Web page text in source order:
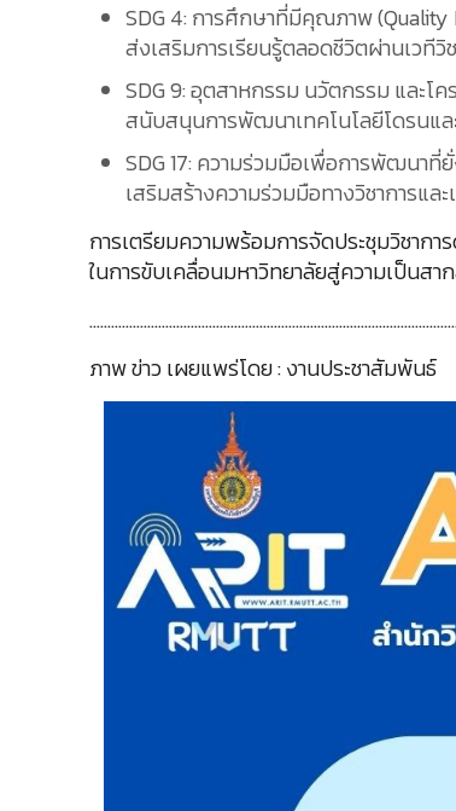
SDG 4: การศึกษาที่มีคุณภาพ (Quality
ส่งเสริมการเรียนรู้ตลอดชีวิตผ่านเวที
SDG 9: อุตสาหกรรม นวัตกรรม และโ
สนับสนุนการพัฒนาเทคโนโลยีโดรนแล
SDG 17: ความร่วมมือเพื่อการพัฒนา
เสริมสร้างความร่วมมือทางวิชาการแล
การเตรียมความพร้อมการจัดประชุมวิชาก
ในการขับเคลื่อนมหาวิทยาลัยสู่ความเป็น
ภาพ ข่าว เผยแพร่โดย : งานประชาสัมพันธ์